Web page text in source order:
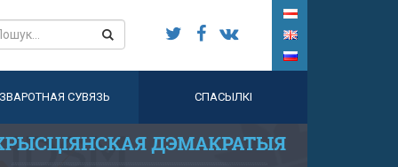
ЗВАРОТНАЯ СУВЯЗЬ СПАСЫЛКІ